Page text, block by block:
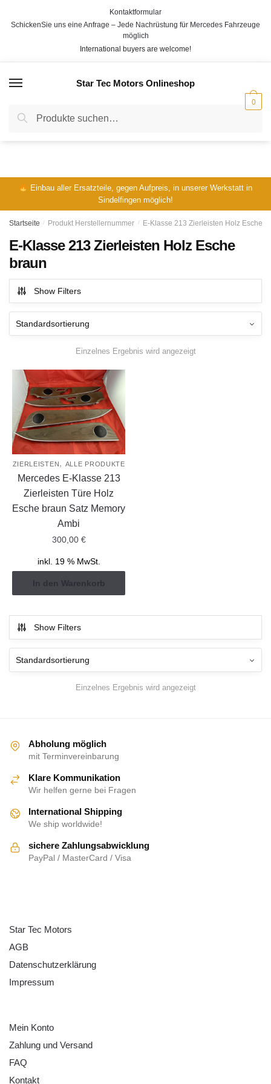
Kontaktformular
SchickenSie uns eine Anfrage – Jede Nachrüstung für Mercedes Fahrzeuge
möglich
International buyers are welcome!
Star Tec Motors Onlineshop
Suche
nach:
Suche
0
Einbau aller Ersatzteile, gegen Aufpreis, in unserer Werkstatt in
Sindelfingen möglich!
Startseite / Produkt Herstellernummer / E-Klasse 213 Zierleisten Holz Esche
E-Klasse 213 Zierleisten Holz Esche
braun
Show Filters
Einzelnes Ergebnis wird angezeigt
ZIERLEISTEN , ALLE PRODUKTE
Mercedes E-Klasse 213
Zierleisten Türe Holz
Esche braun Satz Memory
Ambi
300,00 €
inkl. 19 % MwSt.
In den Warenkorb
Show Filters
Einzelnes Ergebnis wird angezeigt
Abholung möglich
mit Terminvereinbarung
Klare Kommunikation
Wir helfen gerne bei Fragen
International Shipping
We ship worldwide!
sichere Zahlungsabwicklung
PayPal / MasterCard / Visa
Star Tec Motors
AGB
Datenschutzerklärung
Impressum
Mein Konto
Zahlung und Versand
FAQ
Kontakt